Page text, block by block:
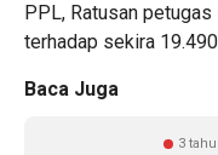
PPL, Ratusan
terhadap sekira
Baca Juga
3